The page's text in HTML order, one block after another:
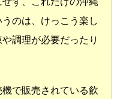
のは、けっこう楽し
調理が必要だったり
で販売されている飲